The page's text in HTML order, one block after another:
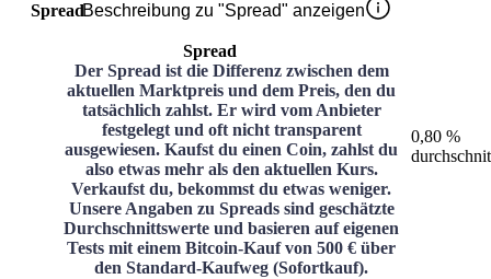
SpreadBeschreibung zu "Spread" anzeigen
Spread
Der Spread ist die Differenz zwischen dem
aktuellen Marktpreis und dem Preis, den du
tatsächlich zahlst. Er wird vom Anbieter
festgelegt und oft nicht transparent
ausgewiesen. Kaufst du einen Coin, zahlst du
also etwas mehr als den aktuellen Kurs.
Verkaufst du, bekommst du etwas weniger.
Unsere Angaben zu Spreads sind geschätzte
Durchschnittswerte und basieren auf eigenen
Tests mit einem Bitcoin-Kauf von 500 € über
den Standard-Kaufweg (Sofortkauf).
0,80 %